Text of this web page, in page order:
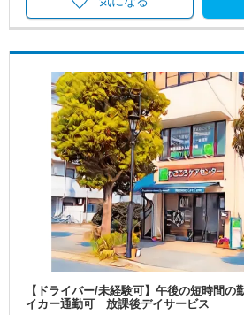
【ドライバー/未経験可】午後の短時間の
イカー通勤可 放課後デイサービス